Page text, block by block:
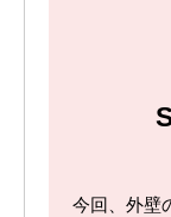
今回、外壁